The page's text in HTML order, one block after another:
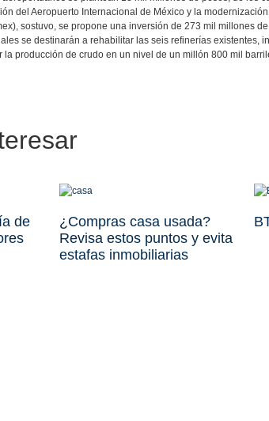
del Aeropuerto Internacional de México y la
sostuvo, se propone una inversión de 273 mil millones
se destinarán a rehabilitar las seis refinerías existentes,
la producción de crudo en un nivel de un millón 800 mil
de
¿Compras casa usada?
Revisa estos puntos y evita
estafas inmobiliarias